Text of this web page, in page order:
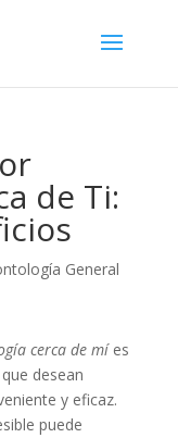
de Ti:
General
cerca de míes
desean
y eficaz.
puede